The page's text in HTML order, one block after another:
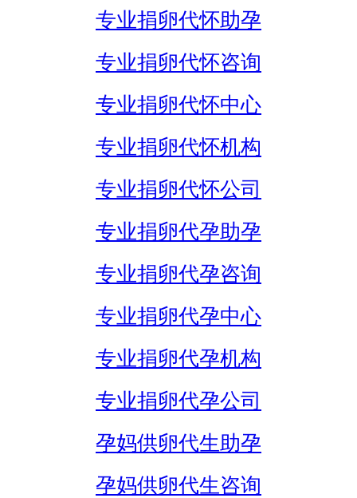
专业捐卵代怀助孕
专业捐卵代怀咨询
专业捐卵代怀中心
专业捐卵代怀机构
专业捐卵代怀公司
专业捐卵代孕助孕
专业捐卵代孕咨询
专业捐卵代孕中心
专业捐卵代孕机构
专业捐卵代孕公司
孕妈供卵代生助孕
孕妈供卵代生咨询